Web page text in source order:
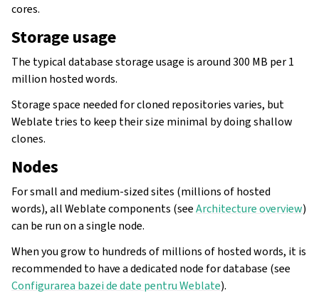
cores.
Storage usage
The typical database storage usage is around 300 MB per 1
million hosted words.
Storage space needed for cloned repositories varies, but
Weblate tries to keep their size minimal by doing shallow
clones.
Nodes
For small and medium-sized sites (millions of hosted
words), all Weblate components (seeArchitecture overview)
can be run on a single node.
When you grow to hundreds of millions of hosted words, it is
recommended to have a dedicated node for database (see
Configurarea bazei de date pentru Weblate).